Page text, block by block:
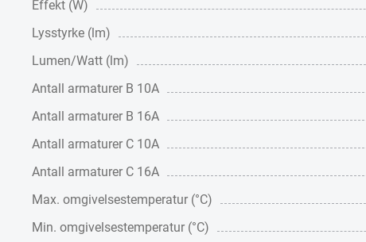
Effekt (W)
Lysstyrke (lm)
Lumen/Watt (lm)
Antall armaturer B 10A
Antall armaturer B 16A
Antall armaturer C 10A
Antall armaturer C 16A
Max. omgivelsestemperatur (°C)
Min. omgivelsestemperatur (°C)